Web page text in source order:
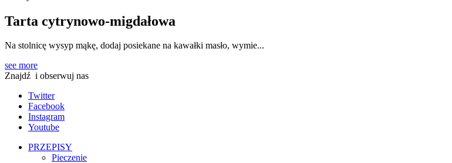
Tarta cytrynowo-migdałowa
Na stolnicę wysyp mąkę, dodaj posiekane na kawałki masło, wymie...
see more
Znajdź i obserwuj nas
Twitter
Facebook
Instagram
Youtube
PRZEPISY
Pieczenie